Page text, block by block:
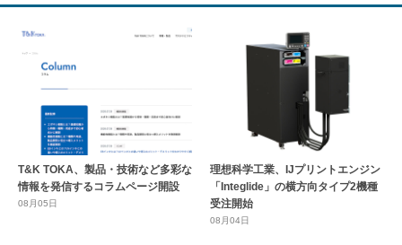
T&K TOKA、製品・技術など多彩な
情報を発信するコラムページ開設
08月05日
理想科学工業、IJプリントエンジン
「Integlide」の横方向タイプ2機種
受注開始
08月04日